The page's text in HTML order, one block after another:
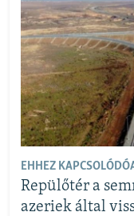
EHHEZ
Repülőtér a
azeriek által